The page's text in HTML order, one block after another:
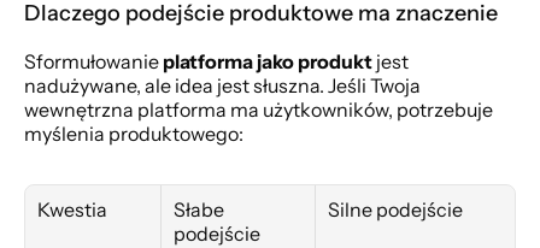
Dlaczego podejście produktowe ma znaczenie
Sformułowanie platforma jako produkt jest
nadużywane, ale idea jest słuszna. Jeśli Twoja
wewnętrzna platforma ma użytkowników, potrzebuje
myślenia produktowego:
Kwestia
Słabe
podejście
Silne podejście